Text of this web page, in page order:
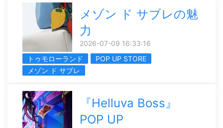
メゾン ド サブレの魅
力
2026-07-09 16:33:16
トゥモローランド
POP UP STORE
メゾン ド サブレ
『Helluva Boss』
POP UP